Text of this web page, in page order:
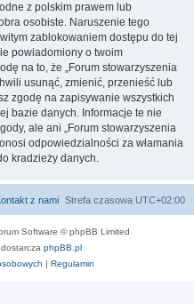
z polskim prawem lub
osobiste. Naruszenie tego
zablokowaniem dostępu do tej
powiadomiony o twoim
na to, że „Forum stowarzyszenia
usunąć, zmienić, przenieść lub
zgodę na zapisywanie wszystkich
bazie danych. Informacje te nie
ale ani „Forum stowarzyszenia
odpowiedzialności za włamania
kradzieży danych.
Strefa czasowa UTC+02:00
z nami
Software © phpBB Limited
phpBB.pl
| Regulamin